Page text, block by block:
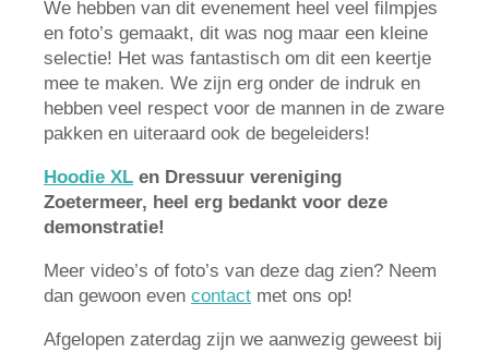
We hebben van dit evenement heel veel filmpjes
en foto’s gemaakt, dit was nog maar een kleine
selectie! Het was fantastisch om dit een keertje
mee te maken. We zijn erg onder de indruk en
hebben veel respect voor de mannen in de zware
pakken en uiteraard ook de begeleiders!
Hoodie XL en Dressuur vereniging
Zoetermeer, heel erg bedankt voor deze
demonstratie!
Meer video’s of foto’s van deze dag zien? Neem
dan gewoon even contact met ons op!
Afgelopen zaterdag zijn we aanwezig geweest bij